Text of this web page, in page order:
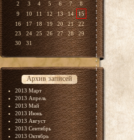
2
3 4 5 6 7
8
9
10 11 12 13 14
15
16
17 18 19 20 21
22
23
24 25 26 27 28
29
30
31
Архив записей
2013 Март
2013 Апрель
2013 Май
2013 Июнь
2013 Август
2013 Сентябрь
2013 Октябрь